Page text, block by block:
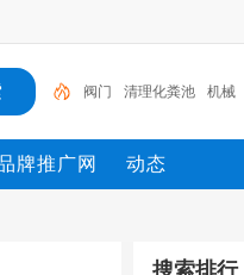
阀门 清理化粪池 机械
运 制药 明星 供求信息
牌推广网 动态
搜索排行